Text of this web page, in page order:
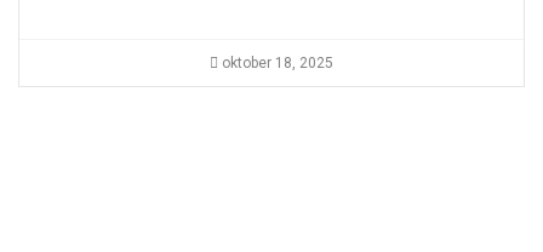
oktober 18, 2025